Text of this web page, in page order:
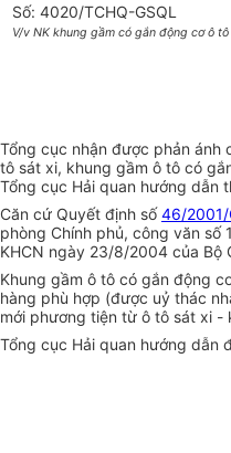
Số: 4020/TCHQ-GSQL
V/v NK khung gầm có gắn động cơ ô
Tổng cục nhận được phản ánh
tô sát xi, khung gầm ô tô có
Tổng cục Hải quan hướng dẫn
Căn cứ Quyết định số46/
phòng Chính phủ, công văn
KHCN ngày 23/8/2004 của Bộ
Khung gầm ô tô có gắn động
hàng phù hợp (được uỷ thác
mới phương tiện từ ô tô sát xi -
Tổng cục Hải quan hướng dẫn